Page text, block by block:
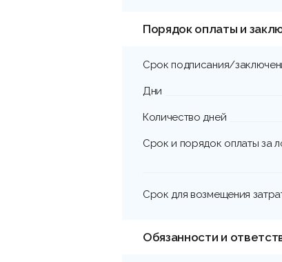
Порядок оплаты и
Срок подписания/
Дни
Количество дней
Срок и порядок оплаты за
Срок для возмещения
Обязанности и